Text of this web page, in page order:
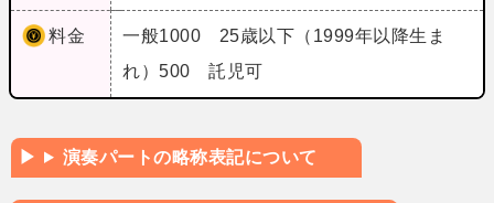
料金
一般1000 25歳以下（1999年以降生ま
れ）500 託児可
演奏パートの略称表記について